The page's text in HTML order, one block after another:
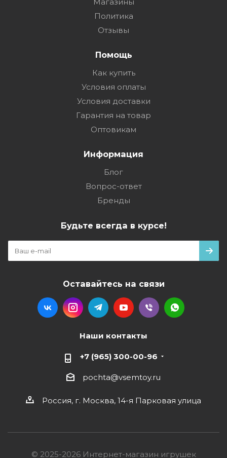
Политика
Отзывы
Помощь
Как купить
Условия оплаты
Условия доставки
Гарантия на товар
Оптовикам
Информация
Блог
Вопрос-ответ
Бренды
Будьте всегда в курсе!
Оставайтесь на связи
Наши контакты
+7 (965) 300-00-96
pochta@vsemtoy.ru
Россия, г. Москва, 14-я Парковая улица
© 2025-2026 Интернет-магазин игрушек